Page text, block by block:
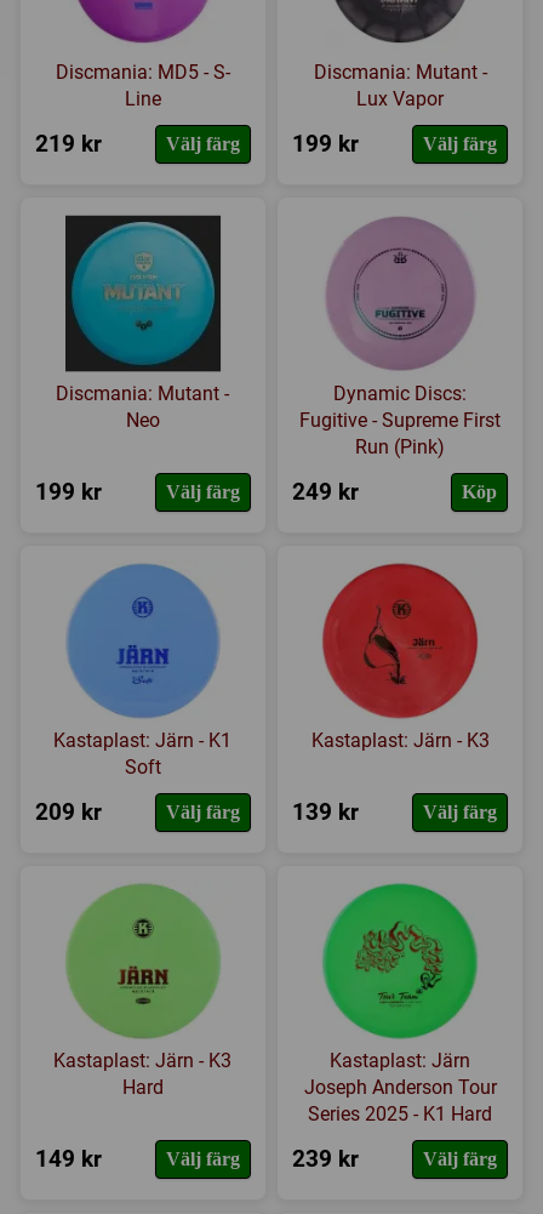
Discmania: MD5 - S-
Line
219 kr Välj färg
Discmania: Mutant -
Lux Vapor
199 kr Välj färg
Discmania: Mutant -
Neo
199 kr Välj färg
Dynamic Discs:
Fugitive - Supreme First
Run (Pink)
249 kr Köp
Kastaplast: Järn - K1
Soft
209 kr Välj färg
Kastaplast: Järn - K3
139 kr Välj färg
Kastaplast: Järn - K3
Hard
149 kr Välj färg
Kastaplast: Järn
Joseph Anderson Tour
Series 2025 - K1 Hard
239 kr Välj färg